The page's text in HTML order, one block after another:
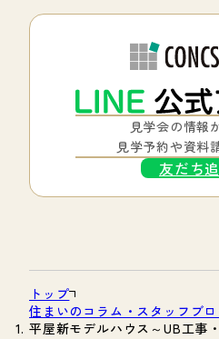
見学会の情報
見学予約や資料
友だち
トップ
住まいのコラム・スタッフブ
平屋新モデルハウス～UB工事